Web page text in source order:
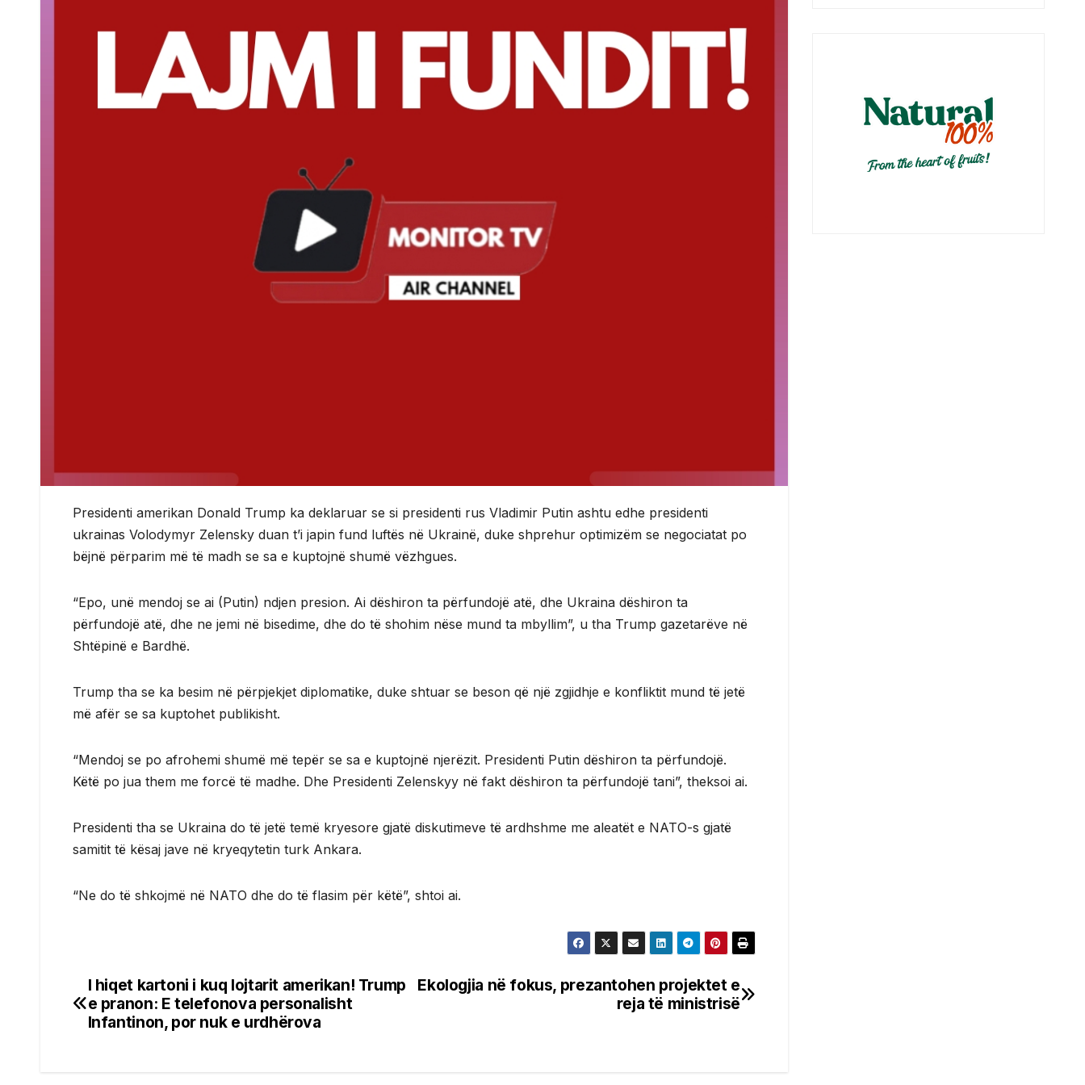
Presidenti amerikan Donald Trump ka deklaruar se si presidenti rus Vladimir Putin ashtu edhe presidenti
ukrainas Volodymyr Zelensky duan t’i japin fund luftës në Ukrainë, duke shprehur optimizëm se negociatat po
bëjnë përparim më të madh se sa e kuptojnë shumë vëzhgues.
“Epo, unë mendoj se ai (Putin) ndjen presion. Ai dëshiron ta përfundojë atë, dhe Ukraina dëshiron ta
përfundojë atë, dhe ne jemi në bisedime, dhe do të shohim nëse mund ta mbyllim”, u tha Trump gazetarëve në
Shtëpinë e Bardhë.
Trump tha se ka besim në përpjekjet diplomatike, duke shtuar se beson që një zgjidhje e konfliktit mund të jetë
më afër se sa kuptohet publikisht.
“Mendoj se po afrohemi shumë më tepër se sa e kuptojnë njerëzit. Presidenti Putin dëshiron ta përfundojë.
Këtë po jua them me forcë të madhe. Dhe Presidenti Zelenskyy në fakt dëshiron ta përfundojë tani”, theksoi ai.
Presidenti tha se Ukraina do të jetë temë kryesore gjatë diskutimeve të ardhshme me aleatët e NATO-s gjatë
samitit të kësaj jave në kryeqytetin turk Ankara.
“Ne do të shkojmë në NATO dhe do të flasim për këtë”, shtoi ai.
Post
navigation
Ekologjia në fokus, prezantohen projektet e
reja të ministrisë
I hiqet kartoni i kuq lojtarit amerikan! Trump
e pranon: E telefonova personalisht
Infantinon, por nuk e urdhërova